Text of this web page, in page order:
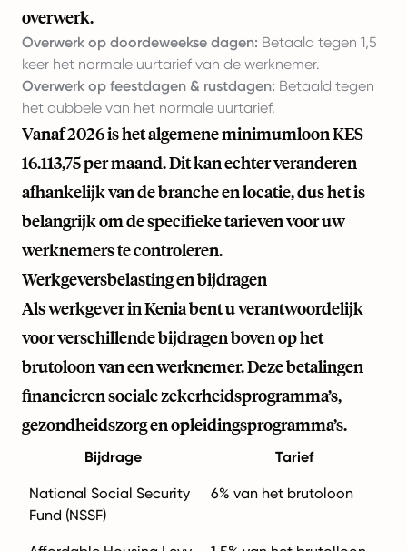
overwerk.
Overwerk op doordeweekse dagen: Betaald tegen 1,5
keer het normale uurtarief van de werknemer.
Overwerk op feestdagen & rustdagen: Betaald tegen
het dubbele van het normale uurtarief.
Vanaf 2026 is het algemene minimumloon KES
16.113,75 per maand. Dit kan echter veranderen
afhankelijk van de branche en locatie, dus het is
belangrijk om de specifieke tarieven voor uw
werknemers te controleren.
Werkgeversbelasting en bijdragen
Als werkgever in Kenia bent u verantwoordelijk
voor verschillende bijdragen boven op het
brutoloon van een werknemer. Deze betalingen
financieren sociale zekerheidsprogramma’s,
gezondheidszorg en opleidingsprogramma’s.
Bijdrage Tarief
National Social Security
Fund (NSSF)
6% van het brutoloon